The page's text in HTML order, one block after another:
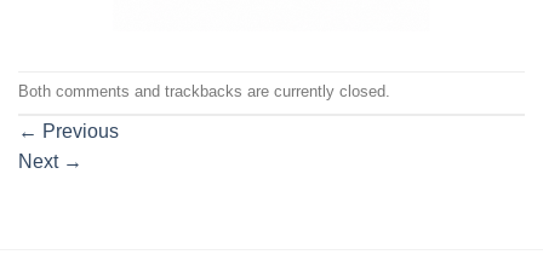
Both comments and trackbacks are currently closed.
← Previous
Next →